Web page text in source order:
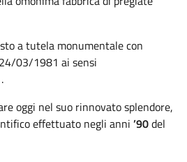
a tutela monumentale con
03/1981 ai sensi
oggi nel suo rinnovato splendore,
effettuato negli anni ’90del